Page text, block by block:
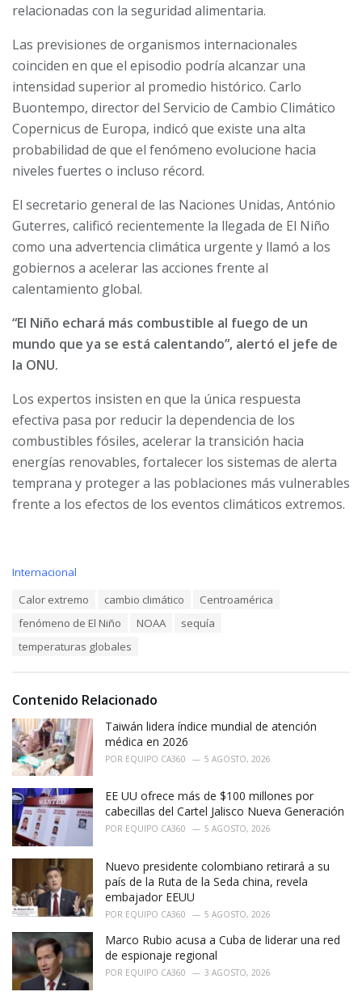
relacionadas con la seguridad alimentaria.
Las previsiones de organismos internacionales
coinciden en que el episodio podría alcanzar una
intensidad superior al promedio histórico. Carlo
Buontempo, director del Servicio de Cambio Climático
Copernicus de Europa, indicó que existe una alta
probabilidad de que el fenómeno evolucione hacia
niveles fuertes o incluso récord.
El secretario general de las Naciones Unidas, António
Guterres, calificó recientemente la llegada de El Niño
como una advertencia climática urgente y llamó a los
gobiernos a acelerar las acciones frente al
calentamiento global.
“El Niño echará más combustible al fuego de un
mundo que ya se está calentando”, alertó el jefe de
la ONU.
Los expertos insisten en que la única respuesta
efectiva pasa por reducir la dependencia de los
combustibles fósiles, acelerar la transición hacia
energías renovables, fortalecer los sistemas de alerta
temprana y proteger a las poblaciones más vulnerables
frente a los efectos de los eventos climáticos extremos.
C
s
:
Internacional
Calor extremo cambio climático
Centroamérica
fenómeno de El Niño
NOAA
sequía
temperaturas globales
Contenido Relacionado
Taiwán lidera índice mundial de atención
médica en 2026
POR EQUIPO CA360 5 AGOSTO, 2026
EE UU ofrece más de $100 millones por
cabecillas del Cartel Jalisco Nueva Generación
POR EQUIPO CA360 5 AGOSTO, 2026
Nuevo presidente colombiano retirará a su
país de la Ruta de la Seda china, revela
embajador EEUU
POR EQUIPO CA360 5 AGOSTO, 2026
Marco Rubio acusa a Cuba de liderar una red
de espionaje regional
POR EQUIPO CA360 3 AGOSTO, 2026